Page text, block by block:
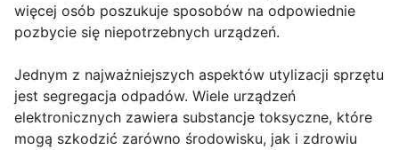
więcej osób poszukuje sposobów na odpowiednie
pozbycie się niepotrzebnych urządzeń.
Jednym z najważniejszych aspektów utylizacji sprzętu
jest segregacja odpadów. Wiele urządzeń
elektronicznych zawiera substancje toksyczne, które
mogą szkodzić zarówno środowisku, jak i zdrowiu